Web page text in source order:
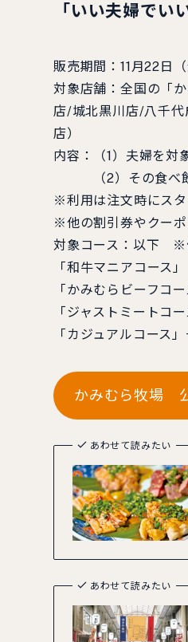
「いい夫婦でい
販売期間：11月22日
対象店舗：全国の「
店/城北黒川店/八千
店）
内容：（1）夫婦を対
（2）その食べ飲
※利用は注文時にス
※他の割引券やクー
対象コース：以下 ※
「和牛マニアコー
「かみむらビーフコ
「ジャストミートコ
「カジュアルコース
かみむら牧場
あわせて読みたい
あわせて読みたい